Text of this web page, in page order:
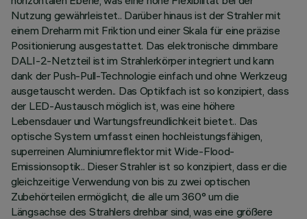
Nutzung gewährleistet.. Darüber hinaus ist der Strahler mit
einem Dreharm mit Friktion und einer Skala für eine präzise
Positionierung ausgestattet. Das elektronische dimmbare
DALI-2-Netzteil ist im Strahlerkörper integriert und kann
dank der Push-Pull-Technologie einfach und ohne Werkzeug
ausgetauscht werden.. Das Optikfach ist so konzipiert, dass
der LED-Austausch möglich ist, was eine höhere
Lebensdauer und Wartungsfreundlichkeit bietet.. Das
optische System umfasst einen hochleistungsfähigen,
superreinen Aluminiumreflektor mit Wide-Flood-
Emissionsoptik.. Dieser Strahler ist so konzipiert, dass er die
gleichzeitige Verwendung von bis zu zwei optischen
Zubehörteilen ermöglicht, die alle um 360° um die
Längsachse des Strahlers drehbar sind, was eine größere